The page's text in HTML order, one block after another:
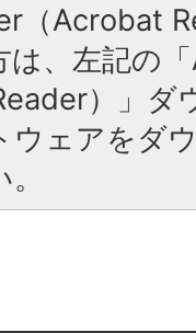
（Acrobat
は、左記の
）」ダ
ウェアをダ